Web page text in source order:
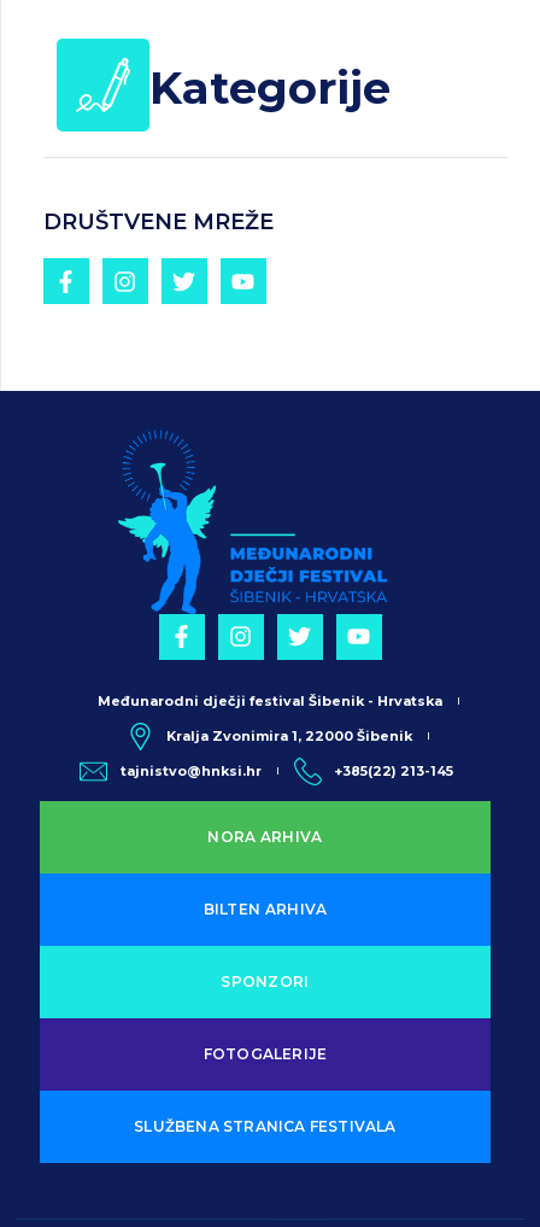
Kategorije
DRUŠTVENE MREŽE
NORA ARHIVA
BILTEN ARHIVA
SPONZORI
FOTOGALERIJE
SLUŽBENA STRANICA FESTIVALA
Međunarodni dječji festival Šibenik - Hrvatska
Kralja Zvonimira 1, 22000 Šibenik
tajnistvo@hnksi.hr +385(22) 213-145